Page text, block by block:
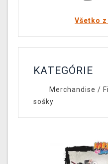
Všetko
KATEGÓRIE
Merchandise /
sošky